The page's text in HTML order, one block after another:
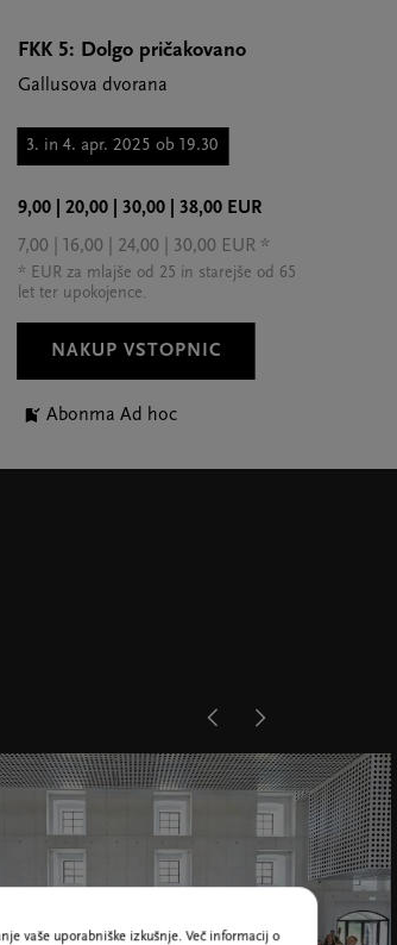
FKK 5: Dolgo pričakovano
Gallusova dvorana
3. in 4. apr. 2025 ob 19.30
9,00 | 20,00 | 30,00 | 38,00 EUR
7,00 | 16,00 | 24,00 | 30,00 EUR *
* EUR za mlajše od 25 in starejše od 65
let ter upokojence.
NAKUP VSTOPNIC
Abonma Ad hoc
vaše uporabniške izkušnje. Več informacij o